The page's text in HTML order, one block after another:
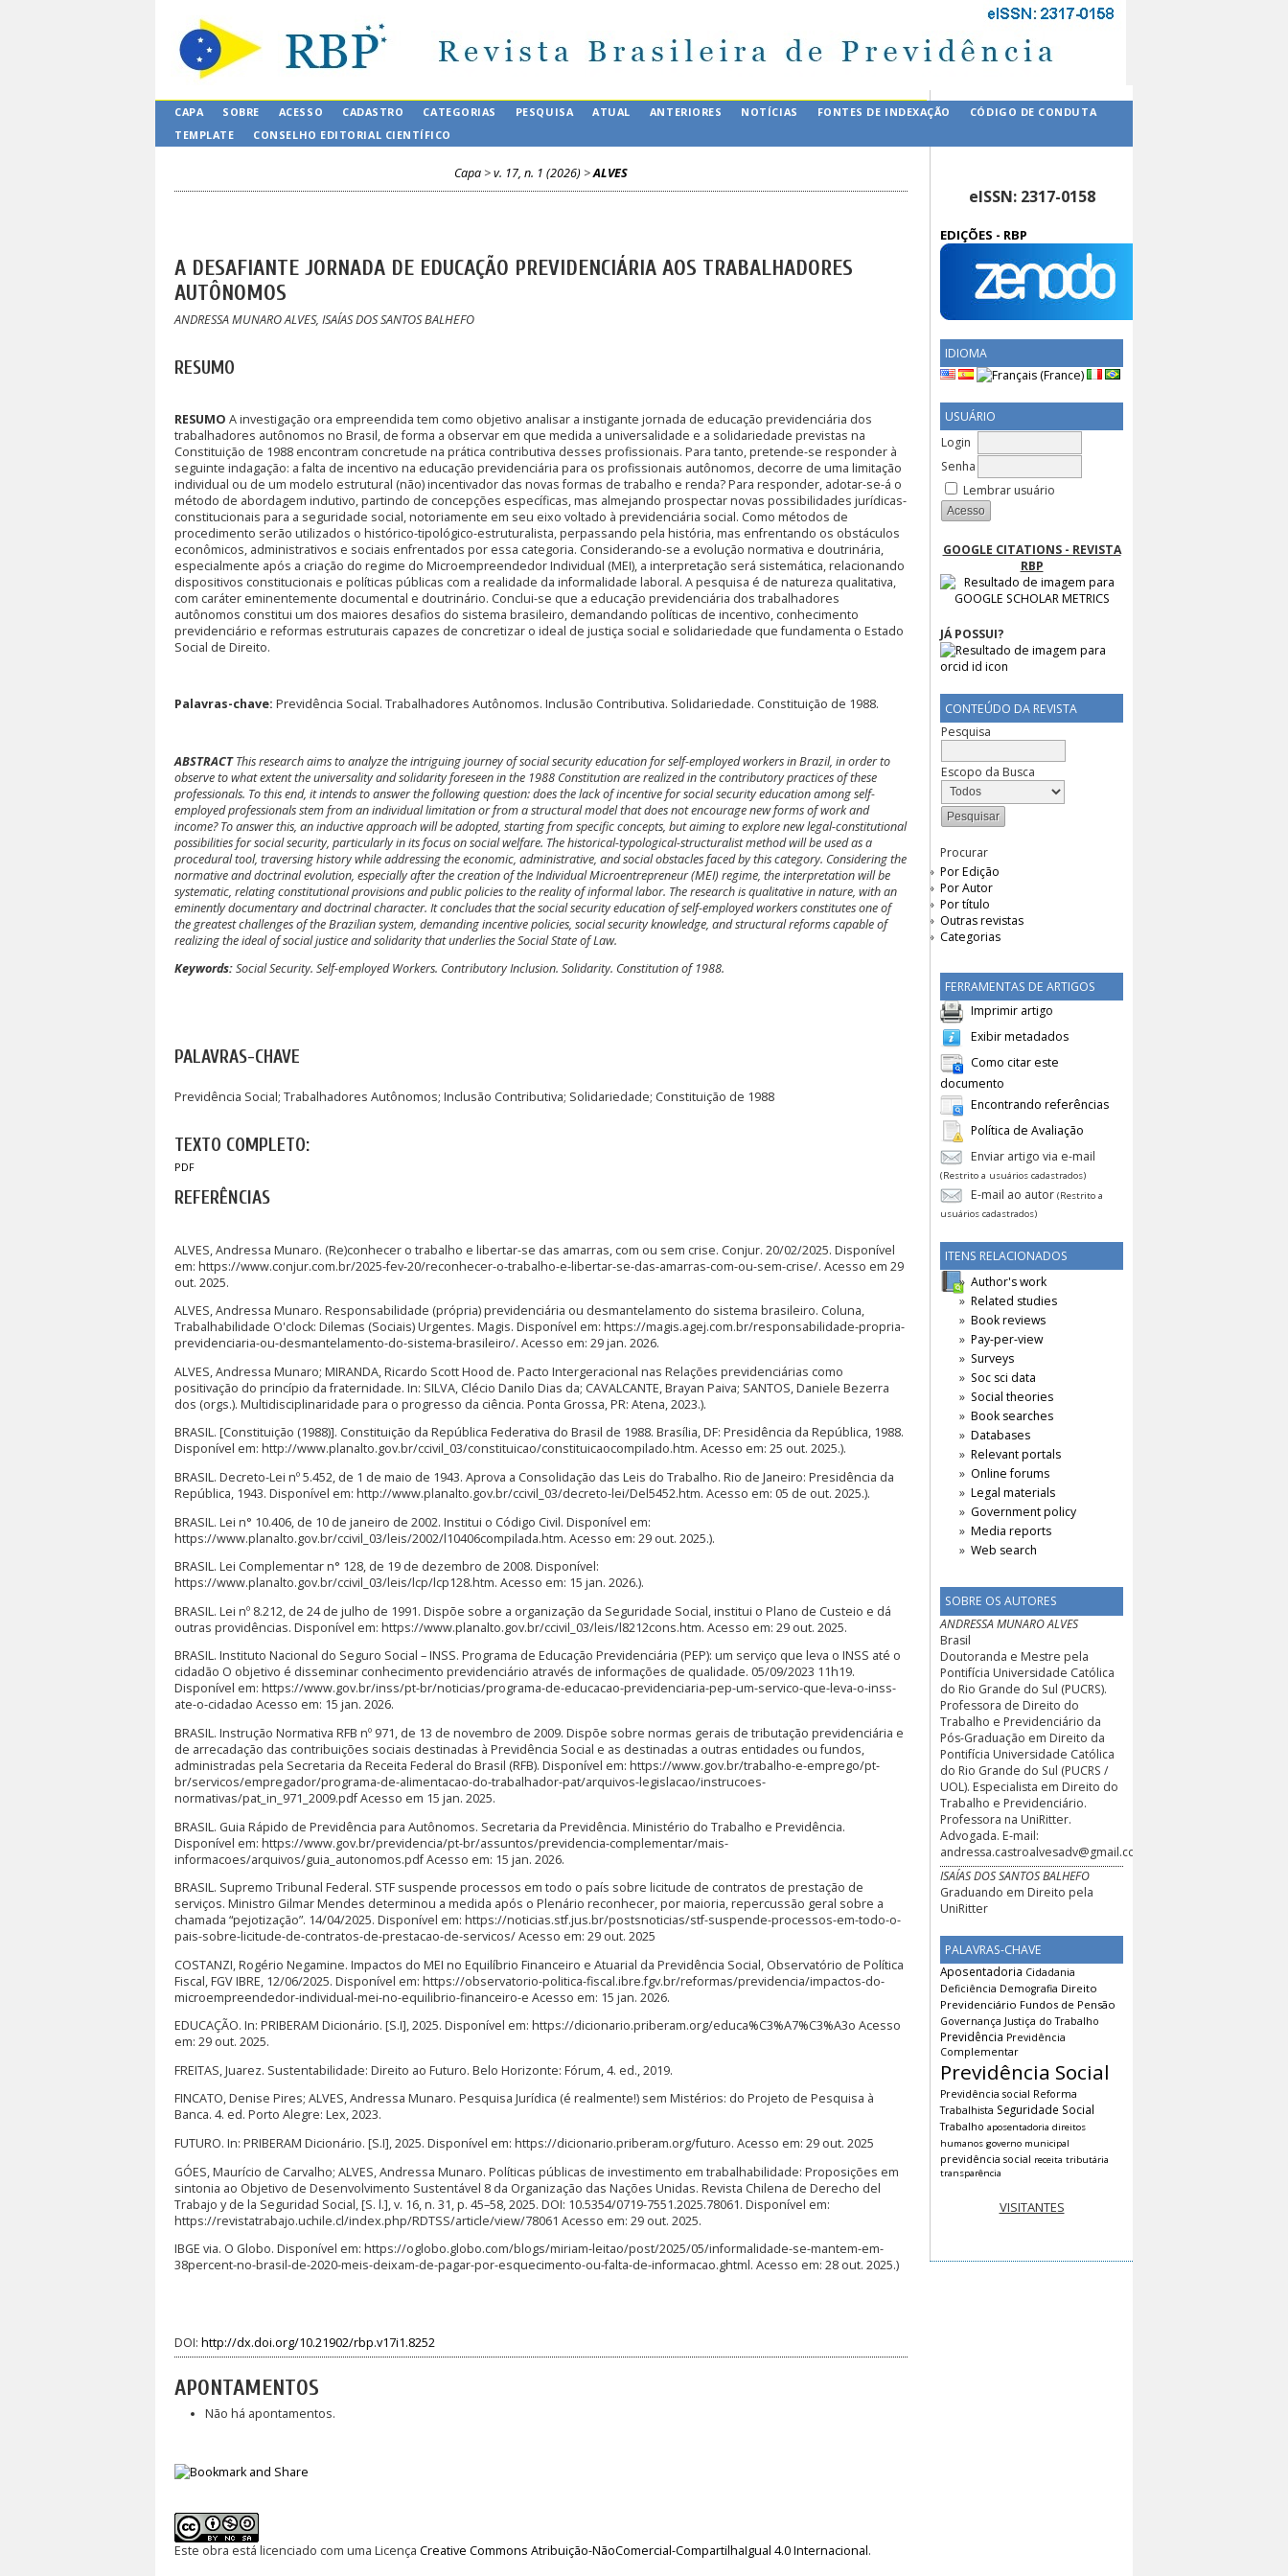
eISSN: 2317-0158
EDIÇÕES - RBP
IDIOMA
USUÁRIO
Login
Senha
Lembrar usuário
GOOGLE CITATIONS - REVISTA
RBP
JÁ POSSUI?
CONTEÚDO DA REVISTA
Pesquisa
Escopo da Busca
Procurar
Por Edição
Por Autor
Por título
Outras revistas
Categorias
FERRAMENTAS DE ARTIGOS
Imprimir artigo
Exibir metadados
Como citar este
documento
Encontrando referências
Política de Avaliação
Enviar artigo via e-mail
(Restrito a usuários cadastrados)
E-mail ao autor (Restrito a
usuários cadastrados)
ITENS RELACIONADOS
Author's work
Related studies
Book reviews
Pay-per-view
Surveys
Soc sci data
Social theories
Book searches
Databases
Relevant portals
Online forums
Legal materials
Government policy
Media reports
Web search
SOBRE OS AUTORES
ANDRESSA MUNARO ALVES
Brasil
Doutoranda e Mestre pela
Pontifícia Universidade Católica
do Rio Grande do Sul (PUCRS).
Professora de Direito do
Trabalho e Previdenciário da
Pós-Graduação em Direito da
Pontifícia Universidade Católica
do Rio Grande do Sul (PUCRS /
UOL). Especialista em Direito do
Trabalho e Previdenciário.
Professora na UniRitter.
Advogada. E-mail:
andressa.castroalvesadv@gmail.com
ISAÍAS DOS SANTOS BALHEFO
Graduando em Direito pela
UniRitter
PALAVRAS-CHAVE
Aposentadoria Cidadania
Deficiência Demografia Direito
Previdenciário Fundos de Pensão
Governança Justiça do Trabalho
Previdência Previdência
Complementar
Previdência Social
Previdência social Reforma
Trabalhista Seguridade Social
Trabalho aposentadoria direitos
humanos governo municipal
previdência social receita tributária
transparência
VISITANTES
CAPA SOBRE ACESSO CADASTRO CATEGORIAS PESQUISA ATUAL ANTERIORES NOTÍCIAS FONTES DE INDEXAÇÃO
CÓDIGO DE CONDUTA
TEMPLATE
CONSELHO EDITORIAL CIENTÍFICO
Capa >v. 17, n. 1 (2026) >ALVES
A DESAFIANTE JORNADA DE EDUCAÇÃO PREVIDENCIÁRIA AOS TRABALHADORES
AUTÔNOMOS
ANDRESSA MUNARO ALVES, ISAÍAS DOS SANTOS BALHEFO
RESUMO
RESUMO A investigação ora empreendida tem como objetivo analisar a instigante jornada de educação previdenciária dos
trabalhadores autônomos no Brasil, de forma a observar em que medida a universalidade e a solidariedade previstas na
Constituição de 1988 encontram concretude na prática contributiva desses profissionais. Para tanto, pretende-se responder à
seguinte indagação: a falta de incentivo na educação previdenciária para os profissionais autônomos, decorre de uma limitação
individual ou de um modelo estrutural (não) incentivador das novas formas de trabalho e renda? Para responder, adotar-se-á o
método de abordagem indutivo, partindo de concepções específicas, mas almejando prospectar novas possibilidades jurídicas-
constitucionais para a seguridade social, notoriamente em seu eixo voltado à previdenciária social. Como métodos de
procedimento serão utilizados o histórico-tipológico-estruturalista, perpassando pela história, mas enfrentando os obstáculos
econômicos, administrativos e sociais enfrentados por essa categoria. Considerando-se a evolução normativa e doutrinária,
especialmente após a criação do regime do Microempreendedor Individual (MEI), a interpretação será sistemática, relacionando
dispositivos constitucionais e políticas públicas com a realidade da informalidade laboral. A pesquisa é de natureza qualitativa,
com caráter eminentemente documental e doutrinário. Conclui-se que a educação previdenciária dos trabalhadores
autônomos constitui um dos maiores desafios do sistema brasileiro, demandando políticas de incentivo, conhecimento
previdenciário e reformas estruturais capazes de concretizar o ideal de justiça social e solidariedade que fundamenta o Estado
Social de Direito.
Palavras-chave: Previdência Social. Trabalhadores Autônomos. Inclusão Contributiva. Solidariedade. Constituição de 1988.
ABSTRACTThis research aims to analyze the intriguing journey of social security education for self-employed workers in Brazil, in order to
observe to what extent the universality and solidarity foreseen in the 1988 Constitution are realized in the contributory practices of these
professionals. To this end, it intends to answer the following question: does the lack of incentive for social security education among self-
employed professionals stem from an individual limitation or from a structural model that does not encourage new forms of work and
income? To answer this, an inductive approach will be adopted, starting from specific concepts, but aiming to explore new legal-constitutional
possibilities for social security, particularly in its focus on social welfare. The historical-typological-structuralist method will be used as a
procedural tool, traversing history while addressing the economic, administrative, and social obstacles faced by this category. Considering the
normative and doctrinal evolution, especially after the creation of the Individual Microentrepreneur (MEI) regime, the interpretation will be
systematic, relating constitutional provisions and public policies to the reality of informal labor. The research is qualitative in nature, with an
eminently documentary and doctrinal character. It concludes that the social security education of self-employed workers constitutes one of
the greatest challenges of the Brazilian system, demanding incentive policies, social security knowledge, and structural reforms capable of
realizing the ideal of social justice and solidarity that underlies the Social State of Law.
Keywords:Social Security. Self-employed Workers. Contributory Inclusion. Solidarity. Constitution of 1988.
PALAVRAS-CHAVE
Previdência Social; Trabalhadores Autônomos; Inclusão Contributiva; Solidariedade; Constituição de 1988
TEXTO COMPLETO:
PDF
REFERÊNCIAS
ALVES, Andressa Munaro. (Re)conhecer o trabalho e libertar-se das amarras, com ou sem crise. Conjur. 20/02/2025. Disponível
em: https://www.conjur.com.br/2025-fev-20/reconhecer-o-trabalho-e-libertar-se-das-amarras-com-ou-sem-crise/. Acesso em 29
out. 2025.
ALVES, Andressa Munaro. Responsabilidade (própria) previdenciária ou desmantelamento do sistema brasileiro. Coluna,
Trabalhabilidade O'clock: Dilemas (Sociais) Urgentes. Magis. Disponível em: https://magis.agej.com.br/responsabilidade-propria-
previdenciaria-ou-desmantelamento-do-sistema-brasileiro/. Acesso em: 29 jan. 2026.
ALVES, Andressa Munaro; MIRANDA, Ricardo Scott Hood de. Pacto Intergeracional nas Relações previdenciárias como
positivação do princípio da fraternidade. In: SILVA, Clécio Danilo Dias da; CAVALCANTE, Brayan Paiva; SANTOS, Daniele Bezerra
dos (orgs.). Multidisciplinaridade para o progresso da ciência. Ponta Grossa, PR: Atena, 2023.).
BRASIL. [Constituição (1988)]. Constituição da República Federativa do Brasil de 1988. Brasília, DF: Presidência da República, 1988.
Disponível em: http://www.planalto.gov.br/ccivil_03/constituicao/constituicaocompilado.htm. Acesso em: 25 out. 2025.).
BRASIL. Decreto-Lei nº 5.452, de 1 de maio de 1943. Aprova a Consolidação das Leis do Trabalho. Rio de Janeiro: Presidência da
República, 1943. Disponível em: http://www.planalto.gov.br/ccivil_03/decreto-lei/Del5452.htm. Acesso em: 05 de out. 2025.).
BRASIL. Lei n° 10.406, de 10 de janeiro de 2002. Institui o Código Civil. Disponível em:
https://www.planalto.gov.br/ccivil_03/leis/2002/l10406compilada.htm. Acesso em: 29 out. 2025.).
BRASIL. Lei Complementar n° 128, de 19 de dezembro de 2008. Disponível:
https://www.planalto.gov.br/ccivil_03/leis/lcp/lcp128.htm. Acesso em: 15 jan. 2026.).
BRASIL. Lei nº 8.212, de 24 de julho de 1991. Dispõe sobre a organização da Seguridade Social, institui o Plano de Custeio e dá
outras providências. Disponível em: https://www.planalto.gov.br/ccivil_03/leis/l8212cons.htm. Acesso em: 29 out. 2025.
BRASIL. Instituto Nacional do Seguro Social – INSS. Programa de Educação Previdenciária (PEP): um serviço que leva o INSS até o
cidadão O objetivo é disseminar conhecimento previdenciário através de informações de qualidade. 05/09/2023 11h19.
Disponível em: https://www.gov.br/inss/pt-br/noticias/programa-de-educacao-previdenciaria-pep-um-servico-que-leva-o-inss-
ate-o-cidadao Acesso em: 15 jan. 2026.
BRASIL. Instrução Normativa RFB nº 971, de 13 de novembro de 2009. Dispõe sobre normas gerais de tributação previdenciária e
de arrecadação das contribuições sociais destinadas à Previdência Social e as destinadas a outras entidades ou fundos,
administradas pela Secretaria da Receita Federal do Brasil (RFB). Disponível em: https://www.gov.br/trabalho-e-emprego/pt-
br/servicos/empregador/programa-de-alimentacao-do-trabalhador-pat/arquivos-legislacao/instrucoes-
normativas/pat_in_971_2009.pdf Acesso em 15 jan. 2025.
BRASIL. Guia Rápido de Previdência para Autônomos. Secretaria da Previdência. Ministério do Trabalho e Previdência.
Disponível em: https://www.gov.br/previdencia/pt-br/assuntos/previdencia-complementar/mais-
informacoes/arquivos/guia_autonomos.pdf Acesso em: 15 jan. 2026.
BRASIL. Supremo Tribunal Federal. STF suspende processos em todo o país sobre licitude de contratos de prestação de
serviços. Ministro Gilmar Mendes determinou a medida após o Plenário reconhecer, por maioria, repercussão geral sobre a
chamada “pejotização”. 14/04/2025. Disponível em: https://noticias.stf.jus.br/postsnoticias/stf-suspende-processos-em-todo-o-
pais-sobre-licitude-de-contratos-de-prestacao-de-servicos/ Acesso em: 29 out. 2025
COSTANZI, Rogério Negamine. Impactos do MEI no Equilíbrio Financeiro e Atuarial da Previdência Social, Observatório de Política
Fiscal, FGV IBRE, 12/06/2025. Disponível em: https://observatorio-politica-fiscal.ibre.fgv.br/reformas/previdencia/impactos-do-
microempreendedor-individual-mei-no-equilibrio-financeiro-e Acesso em: 15 jan. 2026.
EDUCAÇÃO. In: PRIBERAM Dicionário. [S.I], 2025. Disponível em: https://dicionario.priberam.org/educa%C3%A7%C3%A3o Acesso
em: 29 out. 2025.
FREITAS, Juarez. Sustentabilidade: Direito ao Futuro. Belo Horizonte: Fórum, 4. ed., 2019.
FINCATO, Denise Pires; ALVES, Andressa Munaro. Pesquisa Jurídica (é realmente!) sem Mistérios: do Projeto de Pesquisa à
Banca. 4. ed. Porto Alegre: Lex, 2023.
FUTURO. In: PRIBERAM Dicionário. [S.I], 2025. Disponível em: https://dicionario.priberam.org/futuro. Acesso em: 29 out. 2025
GÓES, Maurício de Carvalho; ALVES, Andressa Munaro. Políticas públicas de investimento em trabalhabilidade: Proposições em
sintonia ao Objetivo de Desenvolvimento Sustentável 8 da Organização das Nações Unidas. Revista Chilena de Derecho del
Trabajo y de la Seguridad Social, [S. l.], v. 16, n. 31, p. 45–58, 2025. DOI: 10.5354/0719-7551.2025.78061. Disponível em:
https://revistatrabajo.uchile.cl/index.php/RDTSS/article/view/78061 Acesso em: 29 out. 2025.
IBGE via. O Globo. Disponível em: https://oglobo.globo.com/blogs/miriam-leitao/post/2025/05/informalidade-se-mantem-em-
38percent-no-brasil-de-2020-meis-deixam-de-pagar-por-esquecimento-ou-falta-de-informacao.ghtml. Acesso em: 28 out. 2025.)
DOI: http://dx.doi.org/10.21902/rbp.v17i1.8252
APONTAMENTOS
Não há apontamentos.
Este obra está licenciado com uma Licença Creative Commons Atribuição-NãoComercial-CompartilhaIgual 4.0 Internacional.